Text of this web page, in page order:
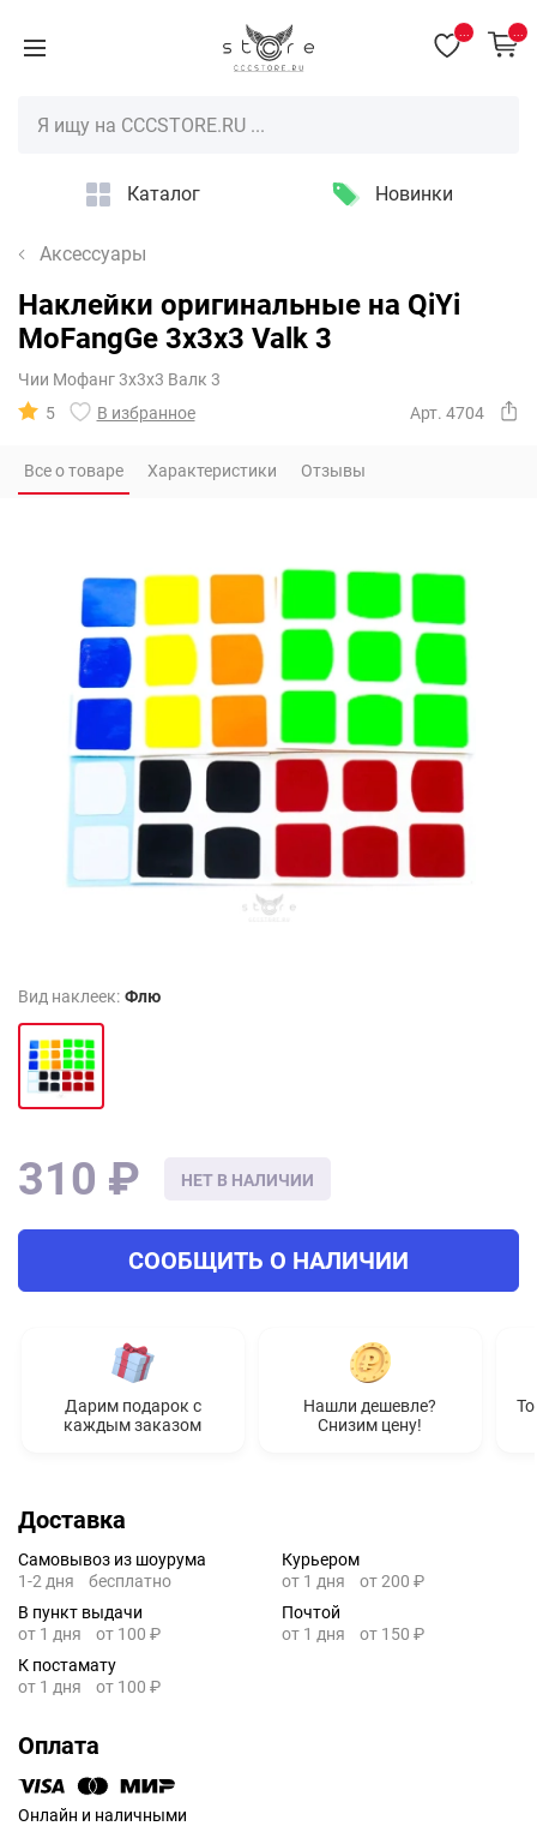
Каталог Новинки
Аксессуары
Наклейки оригинальные на QiYi
MoFangGe 3x3x3 Valk 3
Чии Мофанг 3х3х3 Валк 3
5
В избранное Арт. 4704
Все о товаре Характеристики Отзывы
Вид наклеек: Флю
НЕТ В НАЛИЧИИ
310 ₽
СООБЩИТЬ О НАЛИЧИИ
Дарим подарок с
каждым заказом
Нашли дешевле?
Снизим цену!
Доставка
Самовывоз из шоурума
1-2 дня
бесплатно
Курьером
от 1 дня
от 200 ₽
В пункт выдачи
от 1 дня
от 100 ₽
Почтой
от 1 дня
от 150 ₽
К постамату
от 1 дня
от 100 ₽
Оплата
Онлайн и наличными